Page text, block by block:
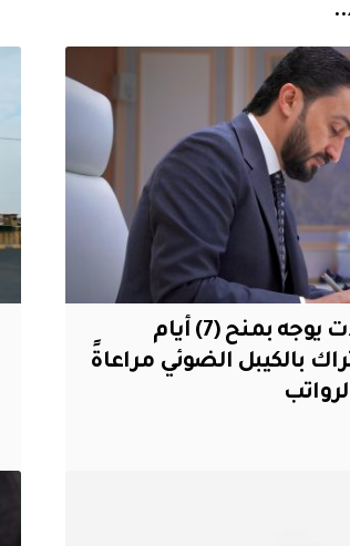
وزير الاتصالات يوجه بمنح (7) أيام
بالكيبل الضوئي مراعاةً